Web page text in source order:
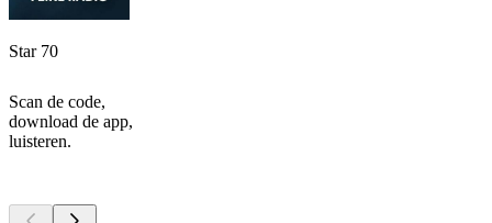
Star 70
Scan de code,
download de app,
luisteren.